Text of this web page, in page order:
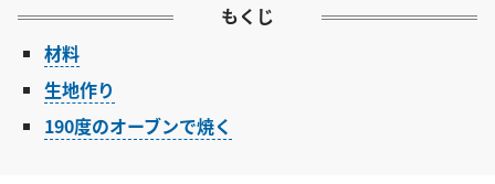
もくじ
材料
生地作り
190度のオーブンで焼く